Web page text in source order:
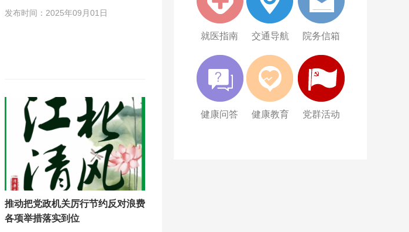
就医指南 交通导航 院务信箱
健康问答 健康教育 党群活动
发布时间：2025年09月01日
推动把党政机关厉行节约反对浪费
各项举措落实到位